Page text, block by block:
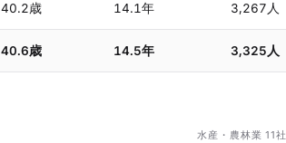
40.2歳 14.1年 3,267人
40.6歳 14.5年 3,325人
水産・農林業 11社